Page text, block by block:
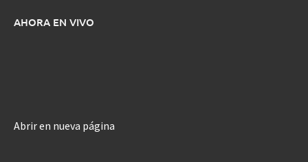
AHORA EN VIVO
Abrir en nueva página